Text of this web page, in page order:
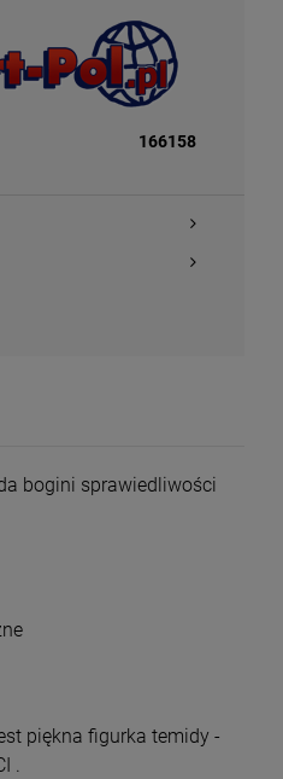
166158
bogini sprawiedliwości
piękna figurka temidy -
.